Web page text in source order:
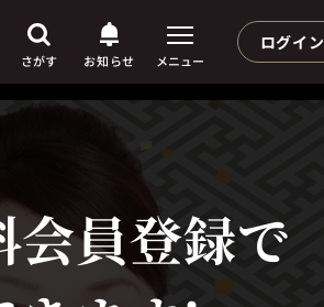
さがす お知らせ メニュー
ログイン
会員登録で